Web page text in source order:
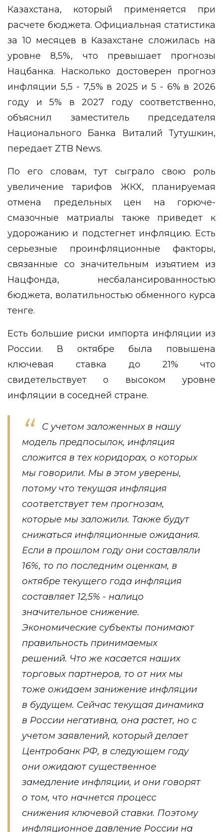
Казахстана, который применяется при
расчете бюджета. Официальная статистика
за 10 месяцев в Казахстане сложилась на
уровне 8,5%, что превышает прогнозы
Нацбанка. Насколько достоверен прогноз
инфляции 5,5 - 7,5% в 2025 и 5 - 6% в 2026
году и 5% в 2027 году соответственно,
объяснил заместитель председателя
Национального Банка Виталий Тутушкин,
передает ZTB News.
По его словам, тут сыграло свою роль
увеличение тарифов ЖКХ, планируемая
отмена предельных цен на горюче-
смазочные матриалы также приведет к
удорожанию и подстегнет инфляцию. Есть
серьезные проинфляционные факторы,
связанные со значительным изъятием из
Нацфонда, несбалансированностью
бюджета, волатильностью обменного курса
тенге.
Есть большие риски импорта инфляции из
России. В октябре была повышена
ключевая ставка до 21% что
свидетельствует о высоком уровне
инфляции в соседней стране.
С учетом заложенных в нашу
модель предпосылок, инфляция
сложится в тех коридорах, о которых
мы говорили. Мы в этом уверены,
потому что текущая инфляция
соответствует тем прогнозам,
которые мы заложили. Также будут
снижаться инфляционные ожидания.
Если в прошлом году они составляли
16%, то по последним оценкам, в
октябре текущего года инфляция
составляет 12,5% - налицо
значительное снижение.
Экономические субъекты понимают
правильность принимаемых
решений. Что же касается наших
торговых партнеров, то от них мы
тоже ожидаем занижение инфляции
в будущем. Сейчас текущая динамика
в России негативна, она растет, но с
учетом заявлений, который делает
Центробанк РФ, в следующем году
они ожидают существенное
замедление инфляции, и они говорят
о том, что начнется процесс
снижения ключевой ставки. Поэтому
инфляционное давление России на